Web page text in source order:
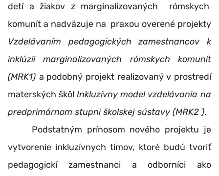
detí a žiakov z marginalizovaných rómskych
komunít a nadväzuje na praxou overené projekty
Vzdelávaním pedagogických zamestnancov k
inklúzii marginalizovaných rómskych komunít
(MRK1) a podobný projekt realizovaný v prostredí
materských škôl Inkluzívny model vzdelávania na
predprimárnom stupni školskej sústavy (MRK2 ).
Podstatným prínosom nového projektu je
vytvorenie inkluzívnych tímov, ktoré budú tvoriť
pedagogickí zamestnanci a odborníci ako